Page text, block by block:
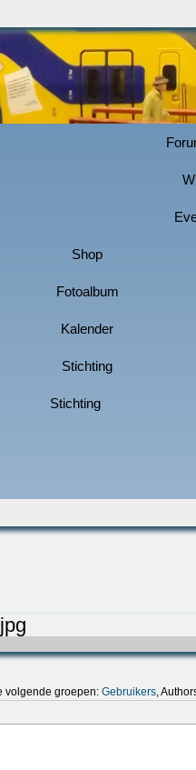
volgende groepen: Gebruikers,